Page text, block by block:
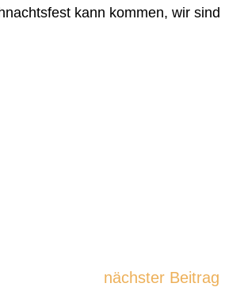
kann kommen, wir sind
nächster Beitrag